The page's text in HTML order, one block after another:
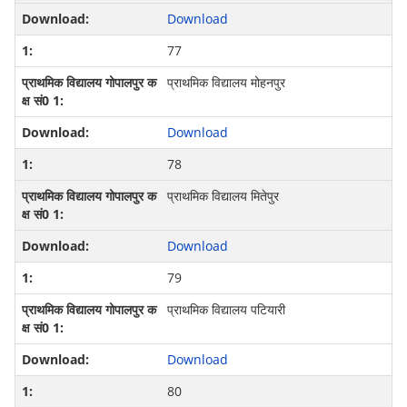
Download
77
प्राथमिक विद्यालय मोहनपुर
Download
78
प्राथमिक विद्यालय मितेपुर
Download
79
प्राथमिक विद्यालय पटियारी
Download
80